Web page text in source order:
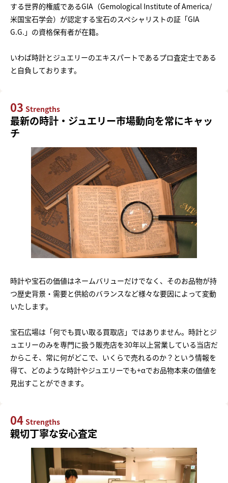
する世界的権威であるGIA（Gemological Institute of America/
米国宝石学会）が認定する宝石のスペシャリストの証「GIA
G.G.」の資格保有者が在籍。
いわば時計とジュエリーのエキスパートであるプロ査定士である
と自負しております。
03 Strengths
最新の時計・ジュエリー市場動向を常にキャッ
チ
時計や宝石の価値はネームバリューだけでなく、そのお品物が持
つ歴史背景・需要と供給のバランスなど様々な要因によって変動
いたします。
宝石広場は「何でも買い取る買取店」ではありません。時計とジ
ュエリーのみを専門に扱う販売店を30年以上営業している当店だ
からこそ、常に何がどこで、いくらで売れるのか？という情報を
得て、どのような時計やジュエリーでも+αでお品物本来の価値を
見出すことができます。
04 Strengths
親切丁寧な安心査定